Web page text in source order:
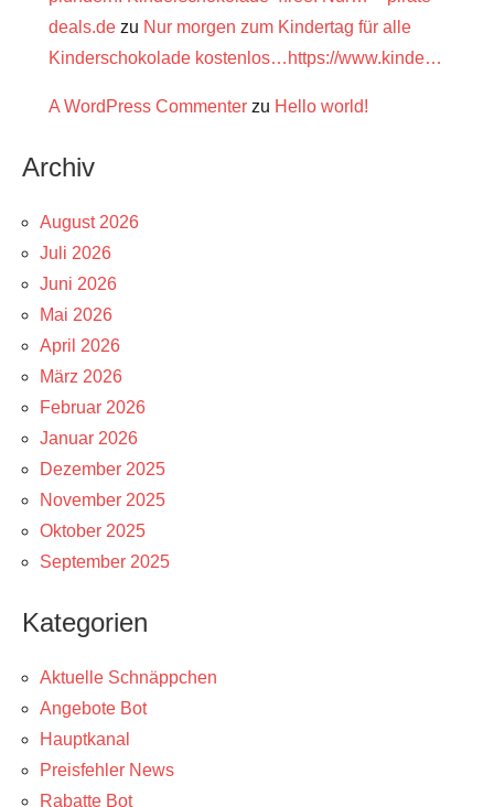
deals.de zu Nur morgen zum Kindertag für alle
Kinderschokolade kostenlos…https://www.kinde…
A WordPress Commenter zu Hello world!
Archiv
August 2026
Juli 2026
Juni 2026
Mai 2026
April 2026
März 2026
Februar 2026
Januar 2026
Dezember 2025
November 2025
Oktober 2025
September 2025
Kategorien
Aktuelle Schnäppchen
Angebote Bot
Hauptkanal
Preisfehler News
Rabatte Bot